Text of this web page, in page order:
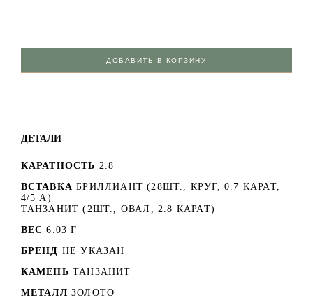
ДОБАВИТЬ В КОРЗИНУ
ДЕТАЛИ
КАРАТНОСТЬ 2.8
ВСТАВКА БРИЛЛИАНТ (28ШТ., КРУГ, 0.7 КАРАТ,
4/5 А)
ТАНЗАНИТ (2ШТ., ОВАЛ, 2.8 КАРАТ)
ВЕС 6.03 Г
БРЕНД НЕ УКАЗАН
КАМЕНЬ ТАНЗАНИТ
МЕТАЛЛ ЗОЛОТО